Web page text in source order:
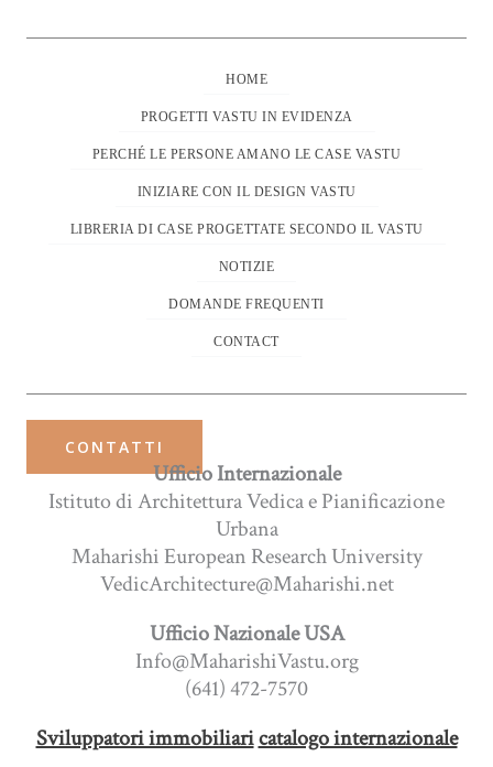
HOME
PROGETTI VASTU IN EVIDENZA
PERCHÉ LE PERSONE AMANO LE CASE VASTU
INIZIARE CON IL DESIGN VASTU
LIBRERIA DI CASE PROGETTATE SECONDO IL VASTU
NOTIZIE
DOMANDE FREQUENTI
CONTACT
CONTATTI
Ufficio Internazionale
Istituto di Architettura Vedica e Pianificazione
Urbana
Maharishi European Research University
VedicArchitecture@Maharishi.net
Ufficio Nazionale USA
Info@MaharishiVastu.org
(641) 472-7570
Sviluppatori immobiliaricatalogo internazionale